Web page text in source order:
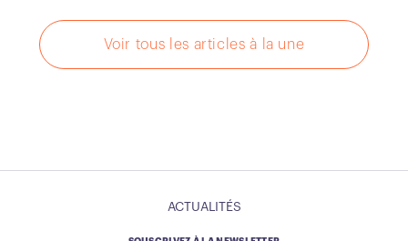
Voir tous les articles à la une
ACTUALITÉS